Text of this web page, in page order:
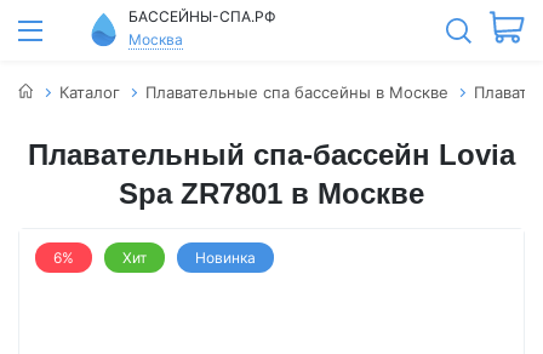
БАССЕЙНЫ-СПА.РФ
Москва
Каталог Плавательные спа бассейны в Москве
Плавательный спа-бассейн Lovia
Spa ZR7801 в Москве
6% Хит Новинка